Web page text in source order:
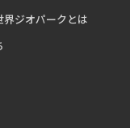
界ジオパークとは